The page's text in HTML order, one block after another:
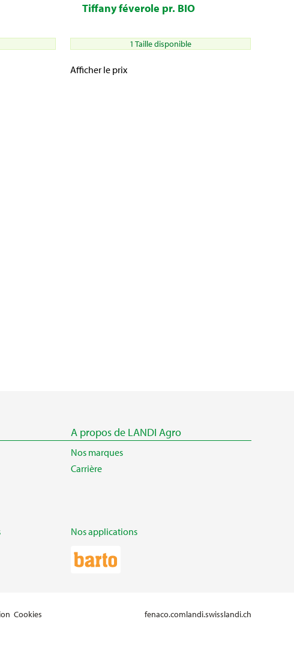
Tiffany féverole pr. BIO
1 Taille disponible
Afficher le prix
A propos de LANDI Agro
Nos marques
Carrière
Nos applications
Cookies fenaco.comlandi.swisslandi.ch